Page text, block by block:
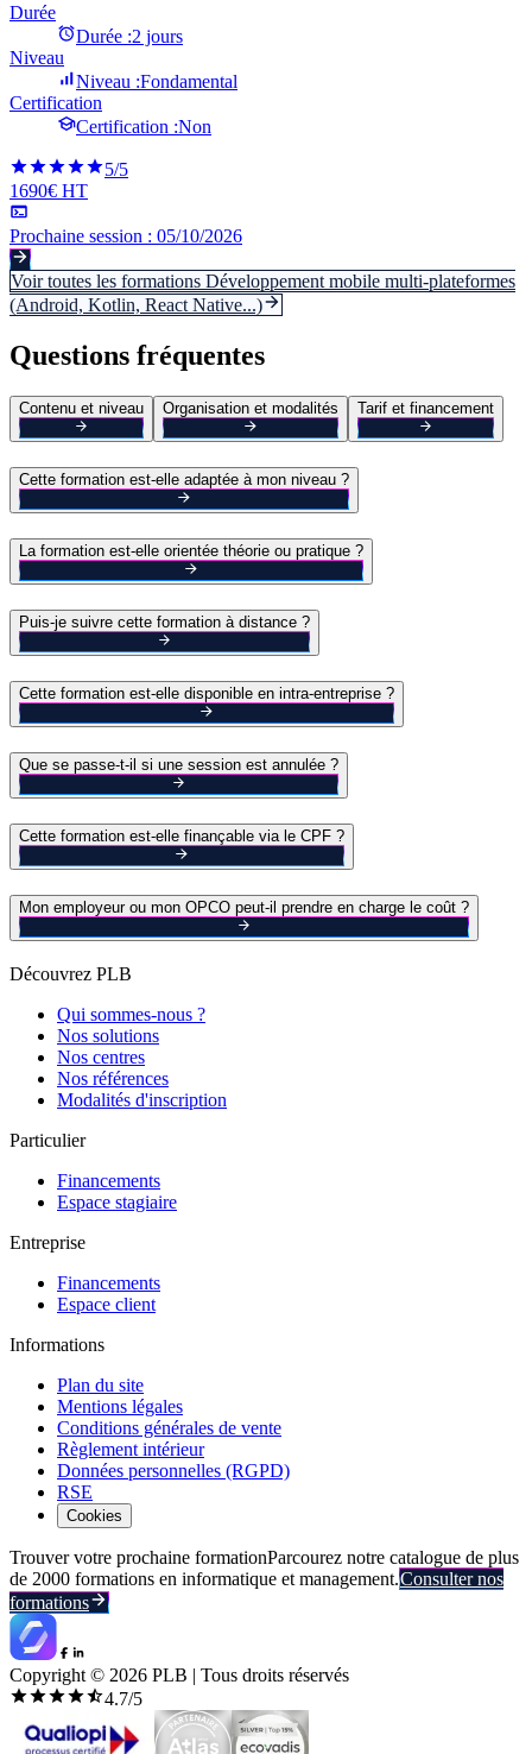
Durée
Durée :2 jours
Niveau
Niveau :Fondamental
Certification
Certification :Non
5/5
1690€ HT
Prochaine session : 05/10/2026
Voir toutes les formations Développement mobile multi-plateformes
(Android, Kotlin, React Native...)
Questions fréquentes
Contenu et niveau Organisation et modalités Tarif et financement
Cette formation est-elle adaptée à mon niveau ?
La formation est-elle orientée théorie ou pratique ?
Puis-je suivre cette formation à distance ?
Cette formation est-elle disponible en intra-entreprise ?
Que se passe-t-il si une session est annulée ?
Cette formation est-elle finançable via le CPF ?
Mon employeur ou mon OPCO peut-il prendre en charge le coût ?
Découvrez PLB
Qui sommes-nous ?
Nos solutions
Nos centres
Nos références
Modalités d'inscription
Particulier
Financements
Espace stagiaire
Entreprise
Financements
Espace client
Informations
Plan du site
Mentions légales
Conditions générales de vente
Règlement intérieur
Données personnelles (RGPD)
RSE
Cookies
Trouver votre prochaine formationParcourez notre catalogue de plus
de 2000 formations en informatique et management.Consulter nos
formations
Copyright © 2026 PLB | Tous droits réservés
4.7/5